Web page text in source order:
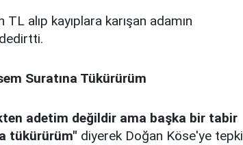
alıp kayıplara karışan adamın
dedirtti.
Suratına Tükürürüm
adetim değildir ama başka bir tabir
tükürürüm" diyerek Doğan Köse'ye tepki